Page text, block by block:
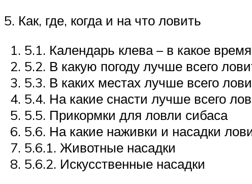
5. Как, где, когда и на что ловить
5.1. Календарь клева – в какое
5.2. В какую погоду лучше всего
5.3. В каких местах лучше всего
5.4. На какие снасти лучше всего
5.5. Прикормки для ловли сибаса
5.6. На какие наживки и насадки
5.6.1. Животные насадки
5.6.2. Искусственные насадки